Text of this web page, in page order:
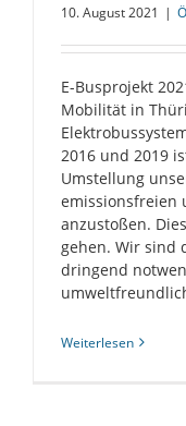
10. August 2021 |
E-Busprojekt
Mobilität in
2016 und 2019
Umstellung
emissionsfreien
anzustoßen.
gehen. Wir sind
dringend
Weiterlesen